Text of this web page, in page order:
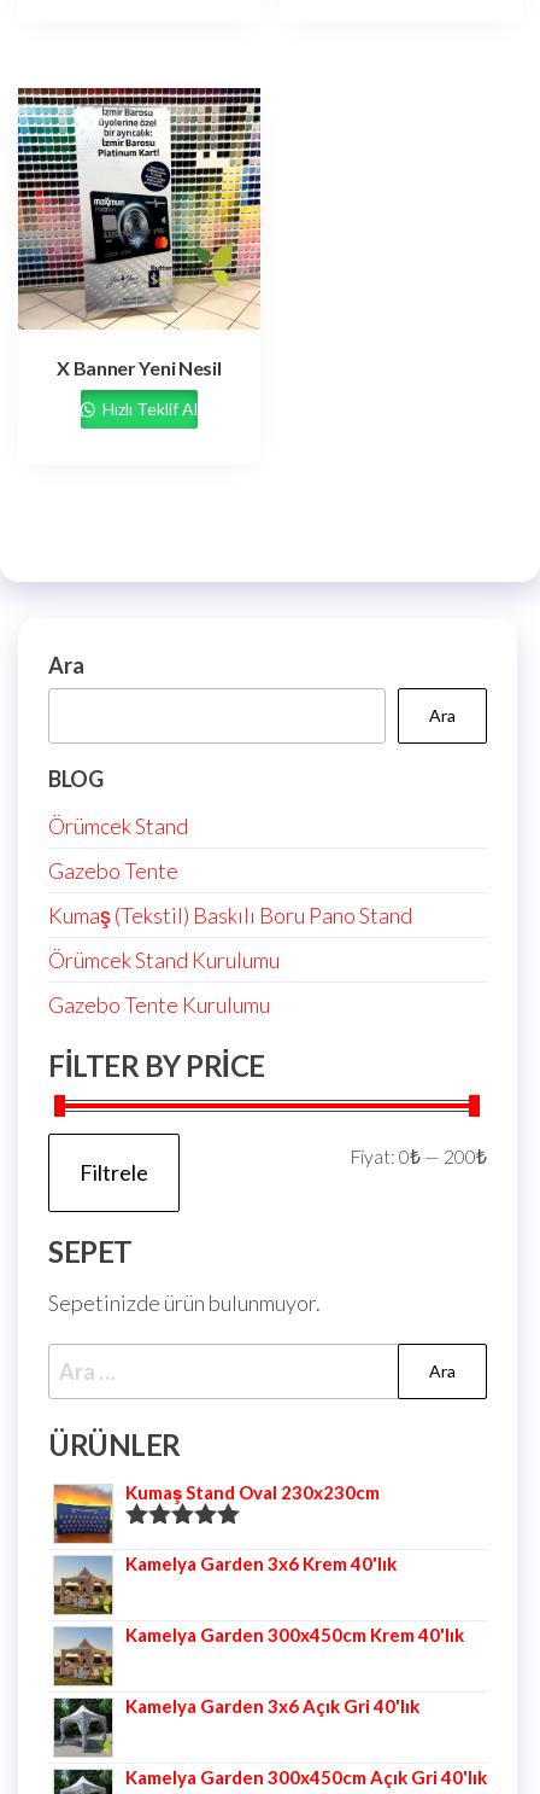
X Banner Yeni Nesil
Hızlı Teklif Al
Ara
Ara
BLOG
Örümcek Stand
Gazebo Tente
Kumaş (Tekstil) Baskılı Boru Pano Stand
Örümcek Stand Kurulumu
Gazebo Tente Kurulumu
FILTER BY PRICE
Filtrele
Fiyat: 0₺ — 200₺
SEPET
Sepetinizde ürün bulunmuyor.
ÜRÜNLER
Kumaş Stand Oval 230x230cm
5.00oy aldı
Kamelya Garden 3x6 Krem 40'lık
Kamelya Garden 300x450cm Krem 40'lık
Kamelya Garden 3x6 Açık Gri 40'lık
Kamelya Garden 300x450cm Açık Gri 40'lık